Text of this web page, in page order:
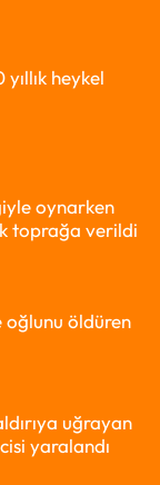
heykel
oynarken
toprağa verildi
oğlunu öldüren
uğrayan
yaralandı